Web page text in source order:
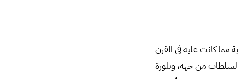
مما كانت عليه في القرن
من جهة، وبلورة